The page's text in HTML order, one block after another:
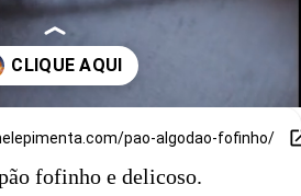
pao-algodao-fofinho/
fofinho e delicoso.